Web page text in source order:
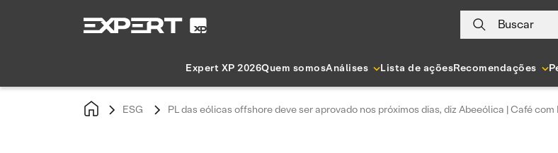
Buscar
Expert XP 2026Quem somosAnálises Lista de açõesRecomendações
ESG PL das eólicas offshore deve ser aprovado nos próximos dias, diz Abeeólica | Café